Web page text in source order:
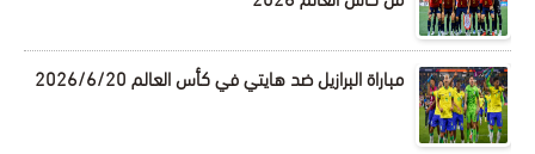
مباراة البرازيل ضد هايتي في كأس العالم 2026/6/20